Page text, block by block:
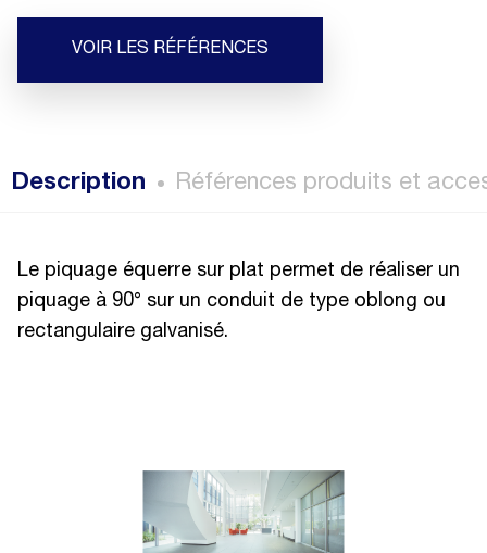
VOIR LES RÉFÉRENCES
Description Références produits et
Le piquage équerre sur plat permet de réaliser un
piquage à 90° sur un conduit de type oblong ou
rectangulaire galvanisé.